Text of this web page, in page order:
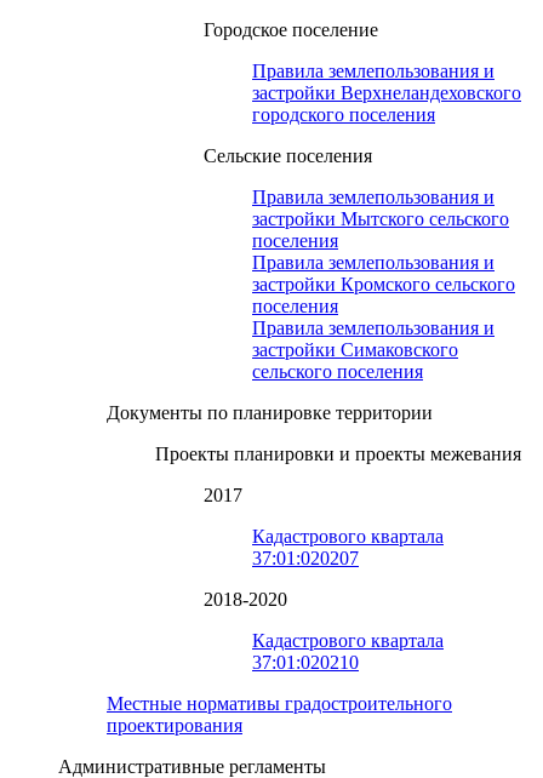
Городское поселение
Правила землепользования и
застройки Верхнеландеховского
городского поселения
Сельские поселения
Правила землепользования и
застройки Мытского сельского
поселения
Правила землепользования и
застройки Кромского сельского
поселения
Правила землепользования и
застройки Симаковского
сельского поселения
Документы по планировке территории
Проекты планировки и проекты межевания
2017
Кадастрового квартала
37:01:020207
2018-2020
Кадастрового квартала
37:01:020210
Местные нормативы градостроительного
проектирования
Административные регламенты